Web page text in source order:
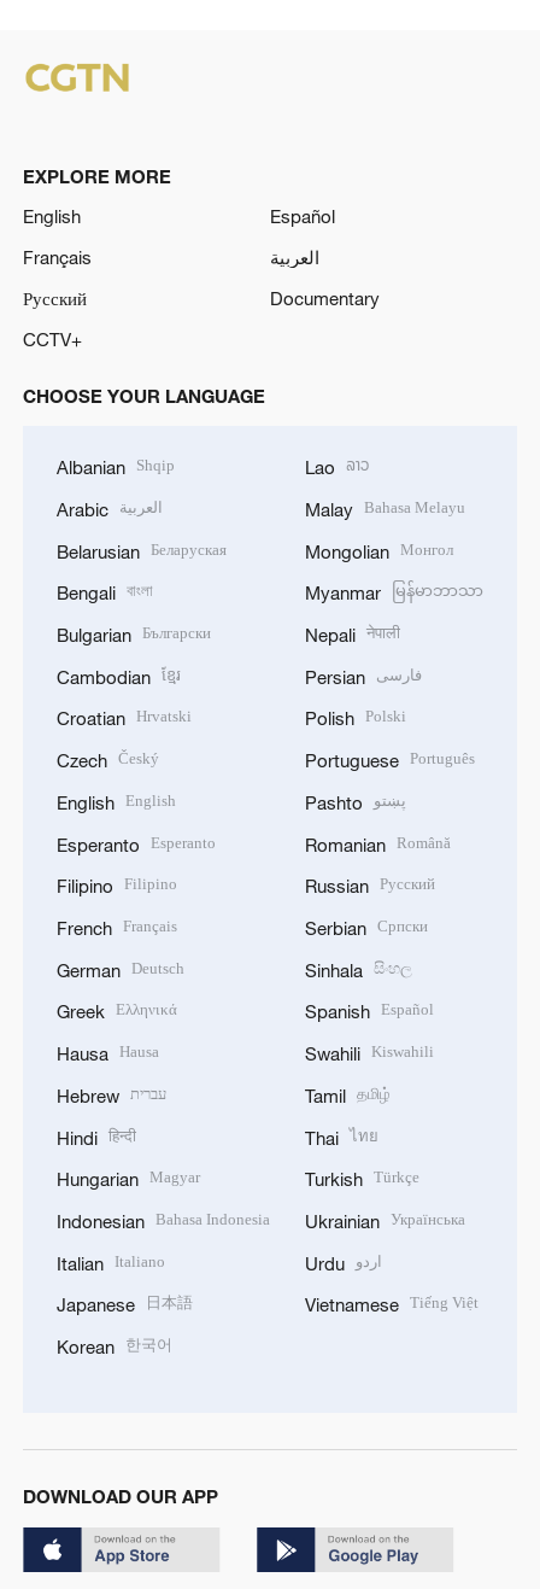
EXPLORE MORE
English
Español
Français
العربية
Русский
Documentary
CCTV+
CHOOSE YOUR LANGUAGE
Albanian Shqip
Arabic العربية
Belarusian Беларуская
Bengali বাংলা
Bulgarian Български
Cambodian ខ្មែរ
Croatian Hrvatski
Czech Český
English English
Esperanto Esperanto
Filipino Filipino
French Français
German Deutsch
Greek Ελληνικά
Hausa Hausa
Hebrew עברית
Hindi हिन्दी
Hungarian Magyar
Indonesian Bahasa Indonesia
Italian Italiano
Japanese 日本語
Korean 한국어
Lao ລາວ
Malay Bahasa Melayu
Mongolian Монгол
Myanmar မြန်မာဘာသာ
Nepali नेपाली
Persian فارسی
Polish Polski
Portuguese Português
Pashto پښتو
Romanian Română
Russian Русский
Serbian Српски
Sinhala සිංහල
Spanish Español
Swahili Kiswahili
Tamil தமிழ்
Thai ไทย
Turkish Türkçe
Ukrainian Українська
Urdu اردو
Vietnamese Tiếng Việt
DOWNLOAD OUR APP